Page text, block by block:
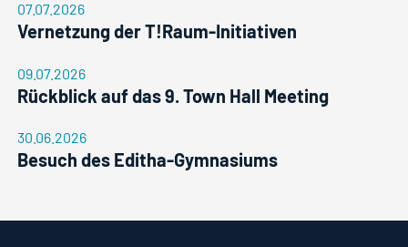
07.07.2026
Vernetzung der T!Raum-Initiativen
09.07.2026
Rückblick auf das 9. Town Hall Meeting
30.06.2026
Besuch des Editha-Gymnasiums